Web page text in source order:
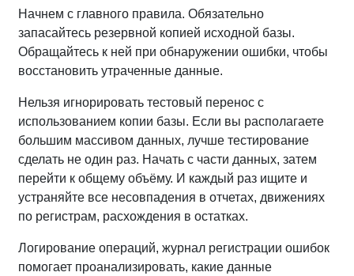
Начнем с главного правила. Обязательно
запасайтесь резервной копией исходной базы.
Обращайтесь к ней при обнаружении ошибки, чтобы
восстановить утраченные данные.
Нельзя игнорировать тестовый перенос с
использованием копии базы. Если вы располагаете
большим массивом данных, лучше тестирование
сделать не один раз. Начать с части данных, затем
перейти к общему объёму. И каждый раз ищите и
устраняйте все несовпадения в отчетах, движениях
по регистрам, расхождения в остатках.
Логирование операций, журнал регистрации ошибок
помогает проанализировать, какие данные